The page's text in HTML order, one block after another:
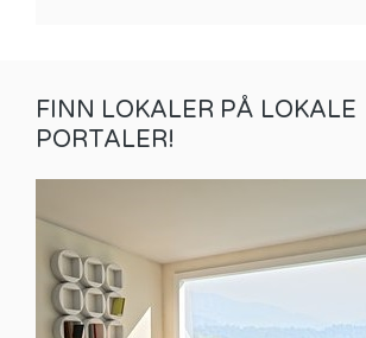
FINN LOKALER PÅ LOKALE
PORTALER!